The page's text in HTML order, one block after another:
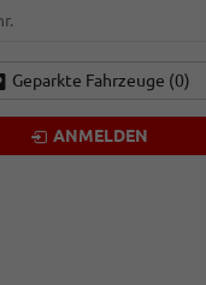
Geparkte Fahrzeuge (0)
ANMELDEN